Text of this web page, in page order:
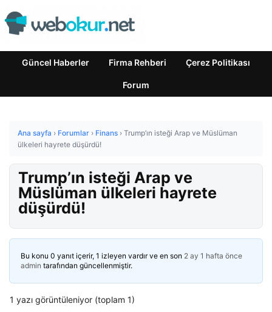
Güncel Haberler Firma Rehberi Çerez Politikası
Forum
Ana sayfa › Forumlar › Finans › Trump’ın isteği Arap ve Müslüman
ülkeleri hayrete düşürdü!
Trump’ın isteği Arap ve
Müslüman ülkeleri hayrete
düşürdü!
Bu konu 0 yanıt içerir, 1 izleyen vardır ve en son 2 ay 1 hafta önce
admin tarafından güncellenmiştir.
1 yazı görüntüleniyor (toplam 1)